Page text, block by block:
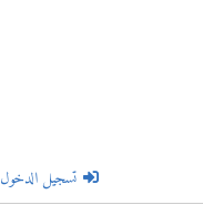
تسجيل الدخول